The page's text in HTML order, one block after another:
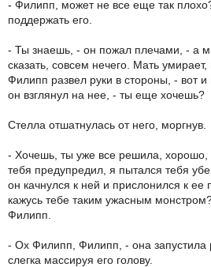
- Филипп, может не все еще так
поддержать его.
- Ты знаешь, - он пожал плечами, - а
сказать, совсем нечего. Мать
Филипп развел руки в стороны, - вот
он взглянул на нее, - ты еще хочешь?
Стелла отшатнулась от него, моргнув.
- Хочешь, ты уже все решила, хорошо,
тебя предупредил, я пытался тебя
он качнулся к ней и прислонился к ее
кажусь тебе таким ужасным
Филипп.
- Ох Филипп, Филипп, - она запустила
слегка массируя его голову.